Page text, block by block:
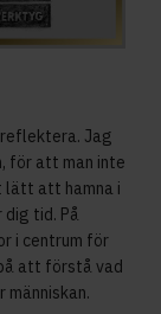
Jag
för att man inte
lätt att hamna i
tid. På
i centrum för
att förstå vad
människan.